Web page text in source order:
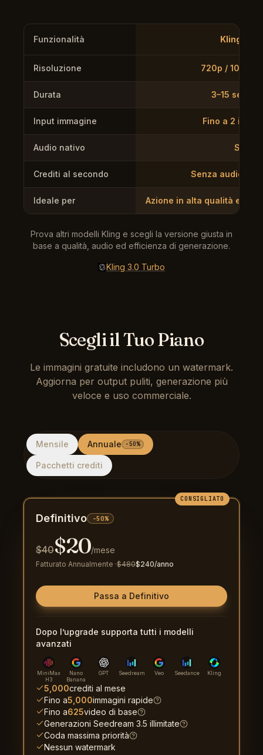
Funzionalità Kling 3.0
Risoluzione 720p / 1080p
Durata 3–15
Input immagine Fino a 2
Audio nativo Sì
Crediti al secondo Senza audio: 31/
Ideale per Azione in alta qualità e
Prova altri modelli Kling e scegli la versione giusta in
base a qualità, audio ed efficienza di generazione.
Kling 3.0 Turbo
Scegli il Tuo Piano
Le immagini gratuite includono un watermark.
Aggiorna per output puliti, generazione più
veloce e uso commerciale.
Mensile Annuale -50%
Pacchetti crediti
CONSIGLIATO
Definitivo -50%
$40$20/mese
Fatturato Annualmente ·$480$240/anno
Passa a Definitivo
Dopo l’upgrade supporta tutti i modelli
avanzati
MiniMax
H3
Nano
Banana
GPT Seedream Veo Seedance Kling
5,000crediti al mese
Fino a5,000immagini rapide
Fino a625video di base
Generazioni Seedream 3.5 illimitate
Coda massima priorità
Nessun watermark